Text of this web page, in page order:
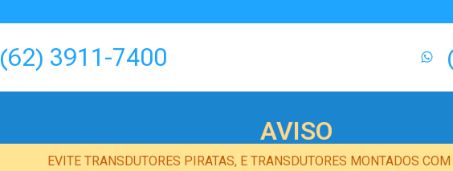
(62) 3911-7400
AVISO
EVITE TRANSDUTORES PIRATAS, E TRANSDUTORES MONTADOS